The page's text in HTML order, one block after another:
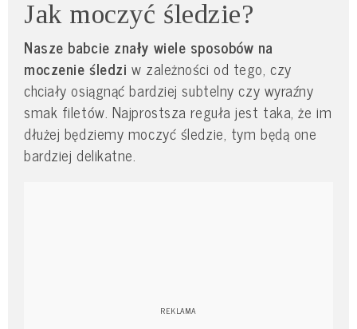
Jak moczyć śledzie?
Nasze babcie znały wiele sposobów na
moczenie śledzi w zależności od tego, czy
chciały osiągnąć bardziej subtelny czy wyraźny
smak filetów. Najprostsza reguła jest taka, że im
dłużej będziemy moczyć śledzie, tym będą one
bardziej delikatne.